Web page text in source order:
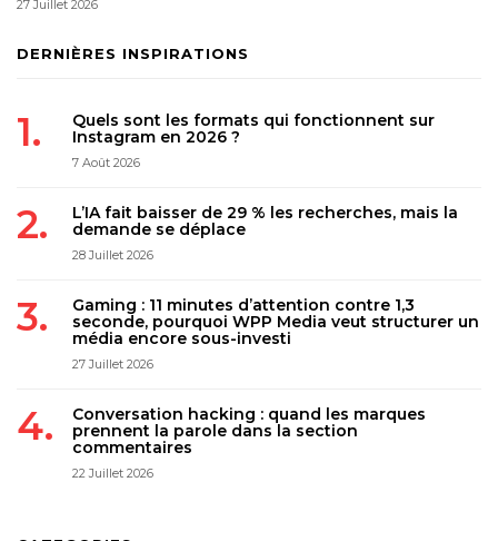
27 Juillet 2026
DERNIÈRES INSPIRATIONS
Quels sont les formats qui fonctionnent sur
Instagram en 2026 ?
7 Août 2026
L’IA fait baisser de 29 % les recherches, mais la
demande se déplace
28 Juillet 2026
Gaming : 11 minutes d’attention contre 1,3
seconde, pourquoi WPP Media veut structurer un
média encore sous-investi
27 Juillet 2026
Conversation hacking : quand les marques
prennent la parole dans la section
commentaires
22 Juillet 2026